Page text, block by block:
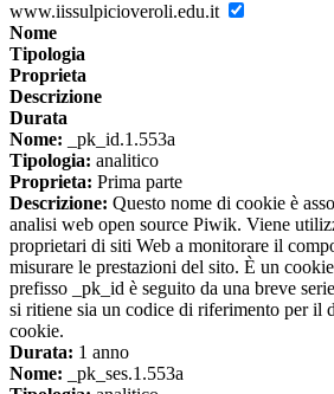
www.iissulpicioveroli.edu.it
Nome
Tipologia
Proprieta
Descrizione
Durata
Nome: _pk_id.1.553a
Tipologia: analitico
Proprieta: Prima parte
Descrizione: Questo nome di cookie è
analisi web open source Piwik. Viene
proprietari di siti Web a monitorare il
misurare le prestazioni del sito. È un
prefisso _pk_id è seguito da una breve
si ritiene sia un codice di riferimento per il
cookie.
Durata: 1 anno
Nome: _pk_ses.1.553a